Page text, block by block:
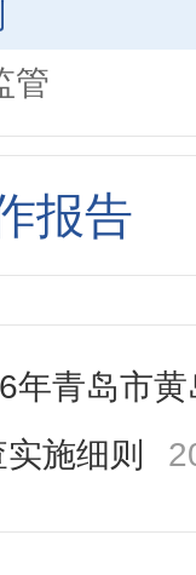
管
报告
年青岛市
施细则